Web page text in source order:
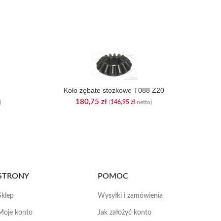
Koło zębate stożkowe T088 Z20
180,75 zł (146,95 zł netto)
konto
POMOC
Wysyłki i zamówienia
Jak założyć konto